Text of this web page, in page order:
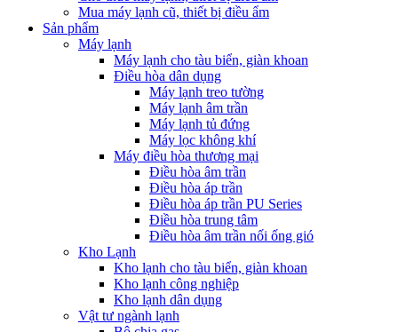
Mua máy lạnh cũ, thiết bị điều ẩm
Sản phẩm
Máy lạnh
Máy lạnh cho tàu biển, giàn khoan
Điều hòa dân dụng
Máy lạnh treo tường
Máy lạnh âm trần
Máy lạnh tủ đứng
Máy lọc không khí
Máy điều hòa thương mại
Điều hòa âm trần
Điều hòa áp trần
Điều hòa áp trần PU Series
Điều hòa trung tâm
Điều hòa âm trần nối ống gió
Kho Lạnh
Kho lạnh cho tàu biển, giàn khoan
Kho lạnh công nghiệp
Kho lạnh dân dụng
Vật tư ngành lạnh